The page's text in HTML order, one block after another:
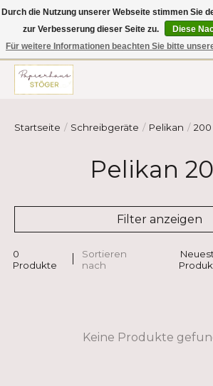
Hier finden Sie hochwertige Produkte im Bereich
Schreiben und vieles mehr! Erhalten Sie Ihre
Hause oder ins Büro geliefert!
Startseite / Schreibgeräte / Pelikan / 200
Pelikan
Filter anzeigen
0
Produkte
Sortieren
nach
Keine Produkte
Durch die Nutzung unserer Webseite stimmen Sie
zur Verbesserung dieser Seite zu.
Diese
Für weitere Informationen beachten Sie bitte